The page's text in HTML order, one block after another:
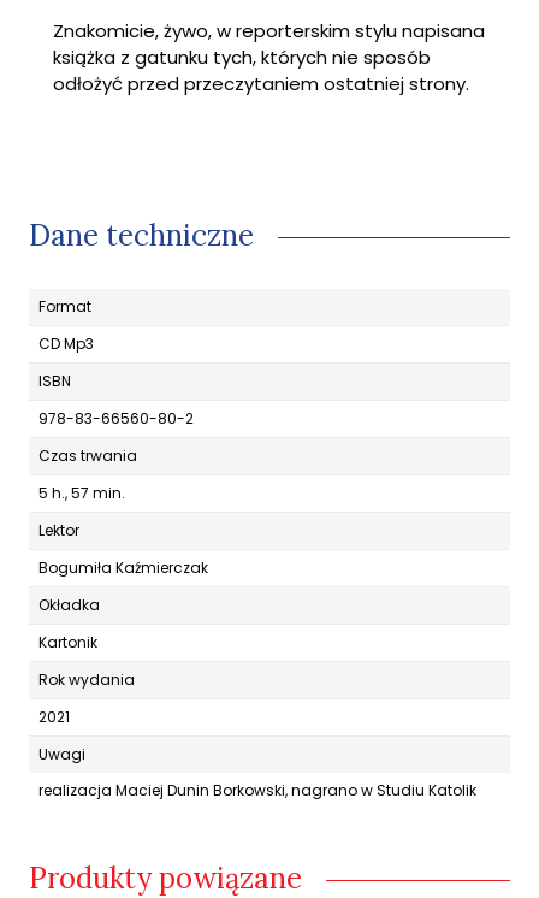
Znakomicie, żywo, w reporterskim stylu napisana
książka z gatunku tych, których nie sposób
odłożyć przed przeczytaniem ostatniej strony.
Dane techniczne
Format
CD Mp3
ISBN
978-83-66560-80-2
Czas trwania
5 h., 57 min.
Lektor
Bogumiła Kaźmierczak
Okładka
Kartonik
Rok wydania
2021
Uwagi
realizacja Maciej Dunin Borkowski, nagrano w Studiu Katolik
Produkty powiązane